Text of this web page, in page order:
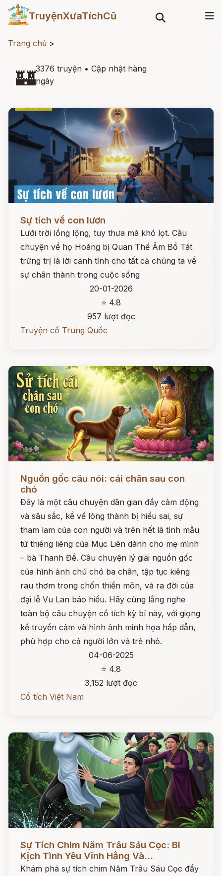
TruyệnXưaTíchCũ
Trang chủ >
🏰3376 truyện • Cập nhật hàng
ngày
Sự tích về con lươn
Lưới trời lồng lộng, tuy thưa mà khó lọt. Câu
chuyện về họ Hoàng bị Quan Thế Âm Bồ Tát
trừng trị là lời cảnh tỉnh cho tất cả chúng ta về
sự chân thành trong cuộc sống
20-01-2026
⭐ 4.8
957 lượt đọc
Truyện cổ Trung Quốc
Đọc ngay
Nguồn gốc câu nói: cái chân sau con
chó
Đây là một câu chuyện dân gian đầy cảm động
và sâu sắc, kể về lòng thành bị hiểu sai, sự
tham lam của con người và trên hết là tình mẫu
tử thiêng liêng của Mục Liên dành cho mẹ mình
– bà Thanh Đề. Câu chuyện lý giải nguồn gốc
của hình ảnh chú chó ba chân, tập tục kiêng
rau thơm trong chốn thiền môn, và ra đời của
đại lễ Vu Lan báo hiếu. Hãy cùng lắng nghe
toàn bộ câu chuyện cổ tích kỳ bí này, với giọng
kể truyền cảm và hình ảnh minh họa hấp dẫn,
phù hợp cho cả người lớn và trẻ nhỏ.
04-06-2025
⭐ 4.8
3,152 lượt đọc
Cổ tích Việt Nam
Sự Tích Chim Năm Trâu Sáu Cọc: Bi
Kịch Tình Yêu Vĩnh Hằng Và...
Khám phá sự tích chim Năm Trâu Sáu Cọc đầy